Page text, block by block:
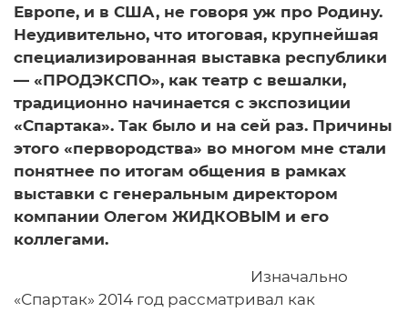
Европе, и в США, не говоря уж про Родину.
Неудивительно, что итоговая, крупнейшая
специализированная выставка республики
— «ПРОДЭКСПО», как театр с вешалки,
традиционно начинается с экспозиции
«Спартака». Так было и на сей раз. Причины
этого «первородства» во многом мне стали
понятнее по итогам общения в рамках
выставки с генеральным директором
компании Олегом ЖИДКОВЫМ и его
коллегами.
Изначально
«Спартак» 2014 год рассматривал как